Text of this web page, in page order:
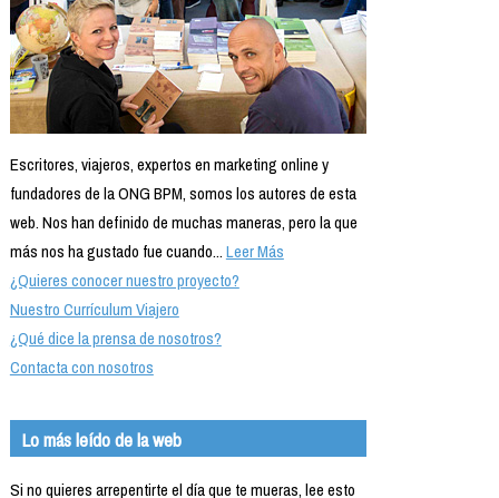
Escritores, viajeros, expertos en marketing online y
fundadores de la ONG BPM, somos los autores de esta
web. Nos han definido de muchas maneras, pero la que
más nos ha gustado fue cuando...Leer Más
¿Quieres conocer nuestro proyecto?
Nuestro Currículum Viajero
¿Qué dice la prensa de nosotros?
Contacta con nosotros
Lo más leído de la web
Si no quieres arrepentirte el día que te mueras, lee esto